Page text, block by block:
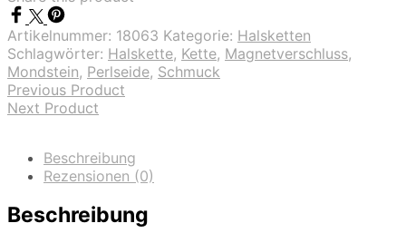
Artikelnummer: 18063 Kategorie: Halsketten
Schlagwörter: Halskette, Kette, Magnetverschluss,
Mondstein, Perlseide, Schmuck
Previous Product
Next Product
Beschreibung
Rezensionen (0)
Beschreibung